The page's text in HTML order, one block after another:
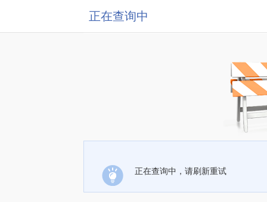
正在查询中
正在查询中，请刷新重试